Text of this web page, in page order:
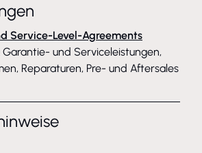
Service-Level-Agreements
und Serviceleistungen,
Reparaturen, Pre- und Aftersales